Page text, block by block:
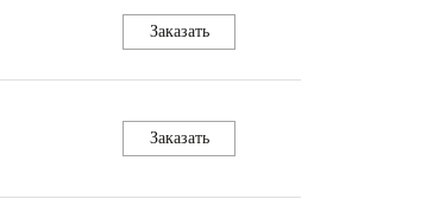
Заказать
Заказать